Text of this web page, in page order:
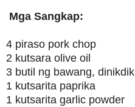
Mga Sangkap:
4 piraso pork chop
2 kutsara olive oil
3 butil ng bawang, dinikdik
1 kutsarita paprika
1 kutsarita garlic powder